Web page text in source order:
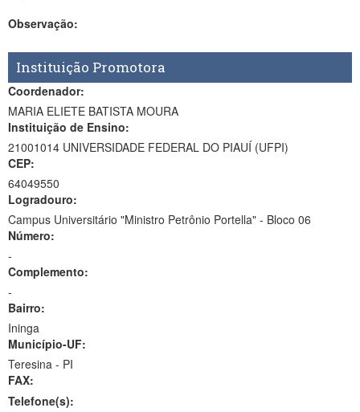
Observação:
Instituição Promotora
Coordenador:
MARIA ELIETE BATISTA MOURA
Instituição de Ensino:
21001014 UNIVERSIDADE FEDERAL DO PIAUÍ (UFPI)
CEP:
64049550
Logradouro:
Campus Universitário "Ministro Petrônio Portella" - Bloco 06
Número:
-
Complemento:
-
Bairro:
Ininga
Município-UF:
Teresina - PI
FAX:
Telefone(s):